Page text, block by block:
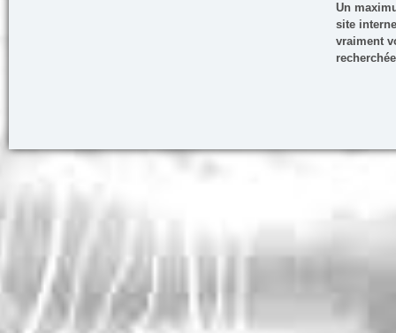
Un
site
vraiment